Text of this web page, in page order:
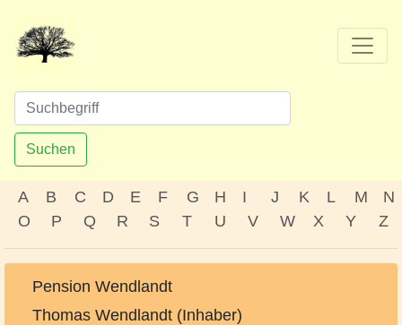
Suchen
A B C D E F G H I J K L M
N
O
P Q R S T U V W X Y Z
Pension Wendlandt
Thomas Wendlandt (Inhaber)